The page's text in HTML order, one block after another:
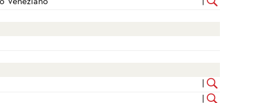
Veneziano